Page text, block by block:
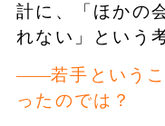
計に、「ほかの
れない」という
若手という
ったのでは？